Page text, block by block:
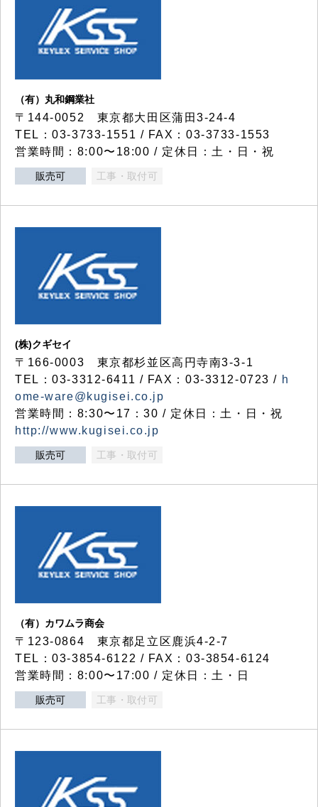
（有）丸和鋼業社
〒144-0052 東京都大田区蒲田3-24-4
TEL：03-3733-1551 / FAX：03-3733-1553
営業時間：8:00〜18:00 / 定休日：土・日・祝
販売可 工事・取付可
(株)クギセイ
〒166-0003 東京都杉並区高円寺南3-3-1
TEL：03-3312-6411 / FAX：03-3312-0723 / h
ome-ware@kugisei.co.jp
営業時間：8:30〜17：30 / 定休日：土・日・祝
http://www.kugisei.co.jp
販売可 工事・取付可
（有）カワムラ商会
〒123-0864 東京都足立区鹿浜4-2-7
TEL：03-3854-6122 / FAX：03-3854-6124
営業時間：8:00〜17:00 / 定休日：土・日
販売可 工事・取付可